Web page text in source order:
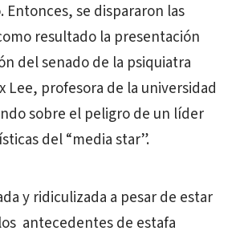
Entonces, se dispararon las
resultado la presentación
del senado de la psiquiatra
Lee, profesora de la universidad
sobre el peligro de un líder
del “media star”.
y ridiculizada a pesar de estar
antecedentes de estafa